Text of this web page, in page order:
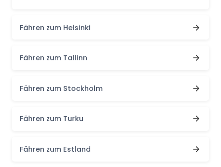
Fähren zum Helsinki
Fähren zum Tallinn
Fähren zum Stockholm
Fähren zum Turku
Fähren zum Estland